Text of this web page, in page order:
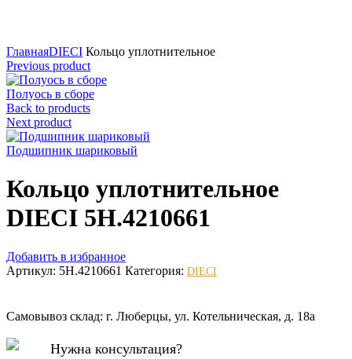
ГлавнаяDIECI Кольцо уплотнительное
Previous product
Полуось в сборе
Back to products
Next product
Подшипник шариковый
Кольцо уплотнительное
DIECI 5H.4210661
Добавить в избранное
Артикул: 5H.4210661 Категория: DIECI
Самовывоз склад: г. Люберцы, ул. Котельническая, д. 18а
Нужна консультация?